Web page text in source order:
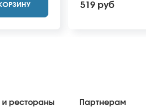
может отличаться
519 руб
и рестораны Партнерам